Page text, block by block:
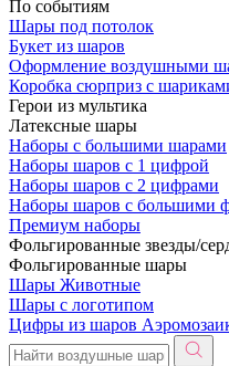
По событиям
Шары под потолок
Букет из шаров
Оформление воздушными
Коробка сюрприз с
Герои из мультика
Латексные шары
Наборы с большими шарами
Наборы шаров с 1 цифрой
Наборы шаров с 2 цифрами
Наборы шаров с большими
Премиум наборы
Фольгированные звезды/
Фольгированные шары
Шары Животные
Шары с логотипом
Цифры из шаров